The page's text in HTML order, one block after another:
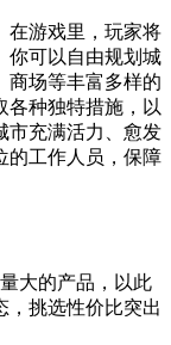
在游戏里，玩家将
你可以自由规划城
商场等丰富多样的
各种独特措施，以
市充满活力、愈发
的工作人员，保障
大的产品，以此
，挑选性价比突出